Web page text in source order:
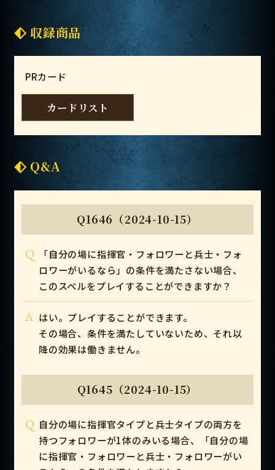
収録商品
PRカード
カードリスト
Q&A
Q1646（2024-10-15）
Q
「自分の場に指揮官・フォロワーと兵士・フォ
ロワーがいるなら」の条件を満たさない場合、
このスペルをプレイすることができますか？
A はい。プレイすることができます。
その場合、条件を満たしていないため、それ以
降の効果は働きません。
Q1645（2024-10-15）
Q 自分の場に指揮官タイプと兵士タイプの両方を
持つフォロワーが1体のみいる場合、「自分の場
に指揮官・フォロワーと兵士・フォロワーがい